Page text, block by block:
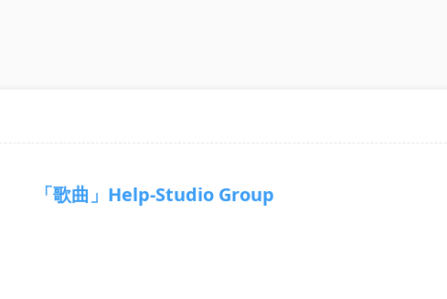
「歌曲」Help-Studio Group